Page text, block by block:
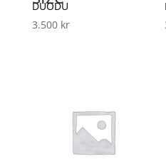
DUODU
3.500 kr